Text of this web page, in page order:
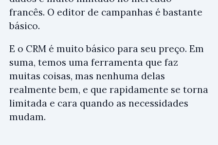
francês. O editor de campanhas é bastante
básico.
E o CRM é muito básico para seu preço. Em
suma, temos uma ferramenta que faz
muitas coisas, mas nenhuma delas
realmente bem, e que rapidamente se torna
limitada e cara quando as necessidades
mudam.